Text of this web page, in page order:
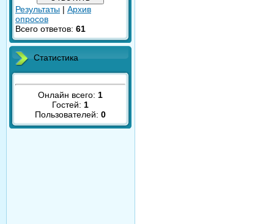
Результаты | Архив
опросов
Всего ответов: 61
Статистика
Онлайн всего: 1
Гостей: 1
Пользователей: 0